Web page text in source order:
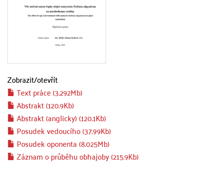
Zobrazit/otevřít
Text práce (3.292Mb)
Abstrakt (120.9Kb)
Abstrakt (anglicky) (120.1Kb)
Posudek vedoucího (37.99Kb)
Posudek oponenta (8.025Mb)
Záznam o průběhu obhajoby (215.9Kb)